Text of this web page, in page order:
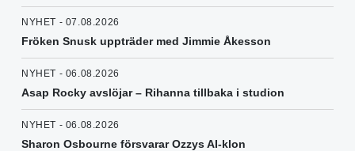
NYHET - 07.08.2026
Fröken Snusk uppträder med Jimmie Åkesson
NYHET - 06.08.2026
Asap Rocky avslöjar – Rihanna tillbaka i studion
NYHET - 06.08.2026
Sharon Osbourne försvarar Ozzys AI-klon